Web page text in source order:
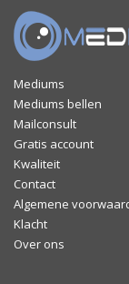
Mediums
Mediums bellen
Mailconsult
Gratis account
Kwaliteit
Contact
Algemene
Klacht
Over ons